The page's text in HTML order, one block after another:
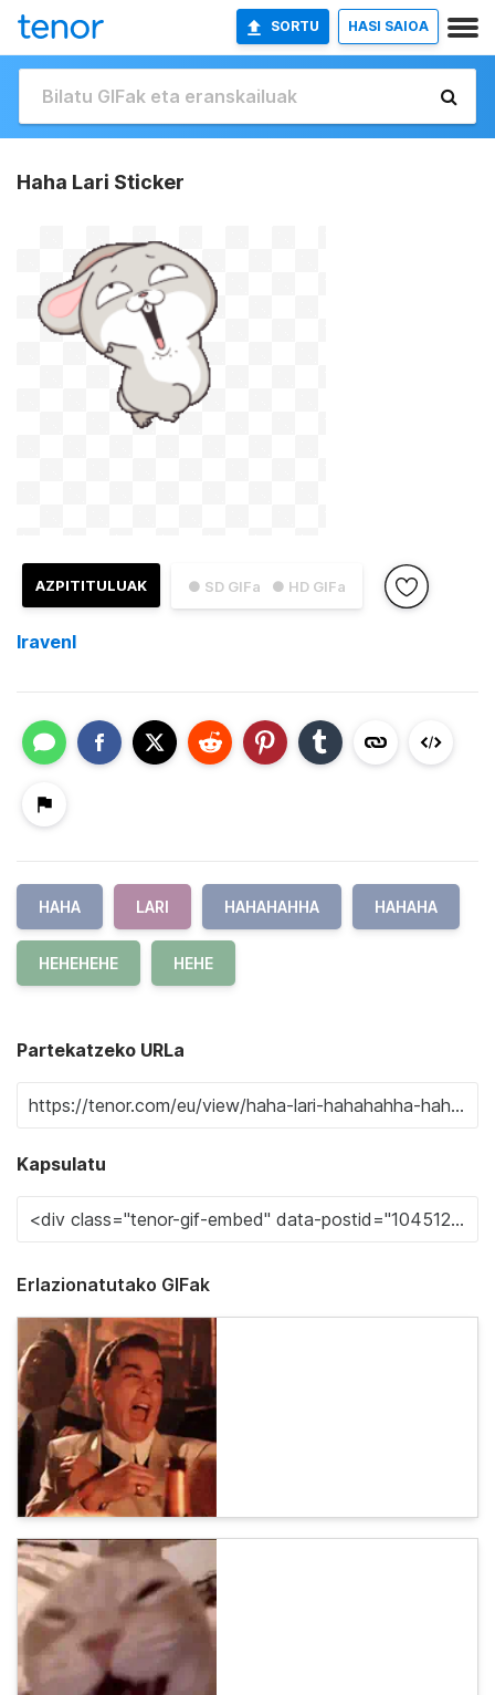
SORTU HASI SAIOA
Haha Lari Sticker
● SD GIFa ● HD GIFa
AZPITITULUAK
lravenl
HAHA LARI HAHAHAHHA HAHAHA
HEHEHEHE HEHE
Partekatzeko URLa
Kapsulatu
Erlazionatutako GIFak